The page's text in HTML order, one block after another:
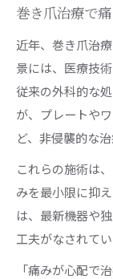
巻き爪治療で
近年、巻き爪治
景には、医療技
従来の外科的な
が、プレートや
ど、非侵襲的な
これらの施術は
みを最小限に抑
は、最新機器や
工夫がなされてい
「痛みが心配で